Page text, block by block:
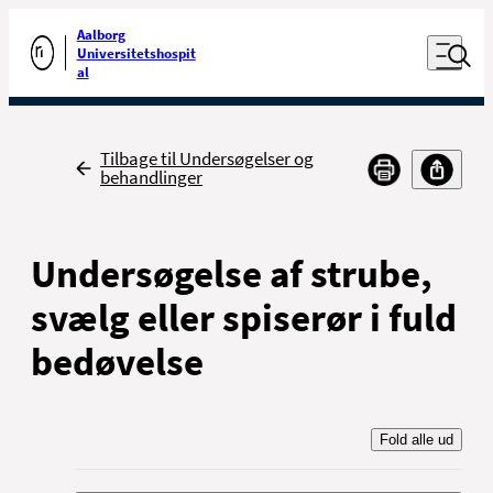
Gå til forsiden
Aalborg
Universitetshospit
al
Åben
Udfør søgning
Tilbage
Tilbage til Undersøgelser og
behandlinger
Undersøgelse af strube,
svælg eller spiserør i fuld
bedøvelse
Fold alle ud